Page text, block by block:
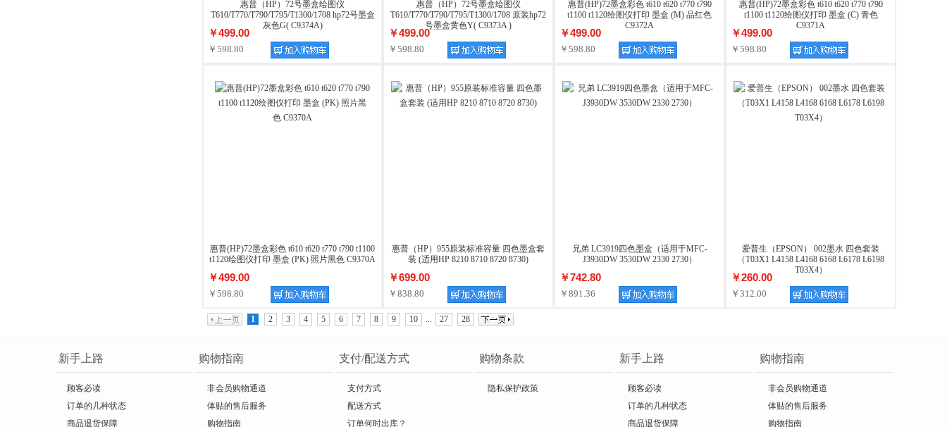
惠普（HP）72号墨盒绘图仪
T610/T770/T790/T795/T1300/1708 hp72号墨盒
灰色G( C9374A)
￥499.00
￥598.80
惠普（HP）72号墨盒绘图仪
T610/T770/T790/T795/T1300/1708 原装hp72
号墨盒黄色Y( C9373A )
￥499.00
￥598.80
惠普(HP)72墨盒彩色 t610 t620 t770 t790
t1100 t1120绘图仪打印 墨盒 (M) 品红色
C9372A
￥499.00
￥598.80
惠普(HP)72墨盒彩色 t610 t620 t770 t790
t1100 t1120绘图仪打印 墨盒 (C) 青色
C9371A
￥499.00
￥598.80
惠普(HP)72墨盒彩色 t610 t620 t770 t790 t1100
t1120绘图仪打印 墨盒 (PK) 照片黑色 C9370A
￥499.00
￥598.80
惠普（HP）955原装标准容量 四色墨盒套
装 (适用HP 8210 8710 8720 8730)
￥699.00
￥838.80
兄弟 LC3919四色墨盒（适用于MFC-
J3930DW 3530DW 2330 2730）
￥742.80
￥891.36
爱普生（EPSON） 002墨水 四色套装
（T03X1 L4158 L4168 6168 L6178 L6198
T03X4）
￥260.00
￥312.00
1 2 3 4 5 6 7 8 9 10 ... 27 28
新手上路
顾客必读
订单的几种状态
商品退货保障
购物指南
非会员购物通道
体贴的售后服务
购物指南
支付/配送方式
支付方式
配送方式
订单何时出库？
购物条款
隐私保护政策
新手上路
顾客必读
订单的几种状态
商品退货保障
购物指南
非会员购物通道
体贴的售后服务
购物指南